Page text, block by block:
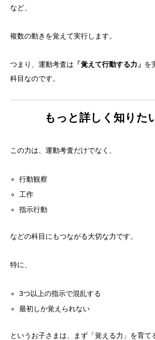
など、
複数の動きを覚えて実行します。
つまり、運動考査は 「覚えて行動する力」 を
科目なのです。
もっと詳しく知りた
この力は、運動考査だけでなく、
行動観察
工作
指示行動
などの科目にもつながる大切な力です。
特に、
3つ以上の指示で混乱する
最初しか覚えられない
というお子さまは、まず「覚える力」を育て